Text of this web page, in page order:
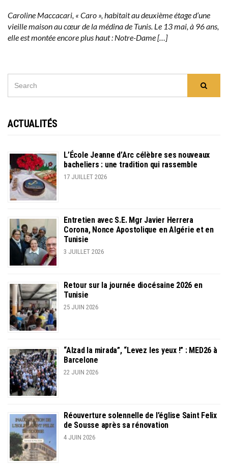
Caroline Maccacari, « Caro », habitait au deuxième étage d’une
vieille maison au cœur de la médina de Tunis. Le 13 mai, à 96 ans,
elle est montée encore plus haut : Notre-Dame […]
ACTUALITÉS
L’École Jeanne d’Arc célèbre ses nouveaux
bacheliers : une tradition qui rassemble
17 JUILLET 2026
Entretien avec S.E. Mgr Javier Herrera
Corona, Nonce Apostolique en Algérie et en
Tunisie
3 JUILLET 2026
Retour sur la journée diocésaine 2026 en
Tunisie
25 JUIN 2026
“Alzad la mirada”, “Levez les yeux !” : MED26 à
Barcelone
22 JUIN 2026
Réouverture solennelle de l’église Saint Felix
de Sousse après sa rénovation
4 JUIN 2026